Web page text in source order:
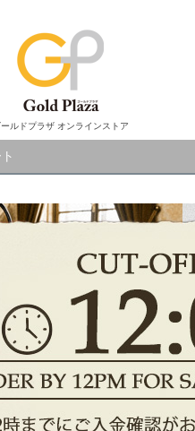
ールドプラザ オンラインストア